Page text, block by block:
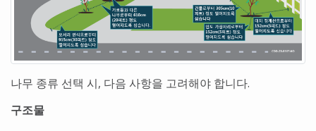
나무 종류 선택 시, 다음 사항을 고려해야 합니다.
구조물